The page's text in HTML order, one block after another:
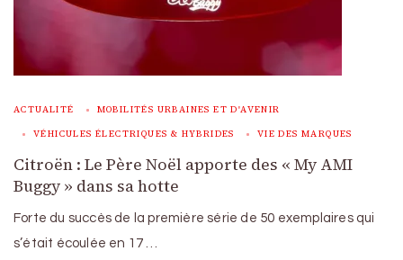
ACTUALITÉ MOBILITÉS URBAINES ET D'AVENIR
VÉHICULES ÉLECTRIQUES & HYBRIDES VIE DES MARQUES
Citroën : Le Père Noël apporte des « My AMI
Buggy » dans sa hotte
Forte du succès de la première série de 50 exemplaires qui
s’était écoulée en 17 …